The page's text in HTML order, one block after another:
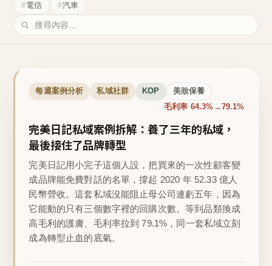
電信
汽車
每週案例分析 私域社群 KOP 美妝保養
毛利率 64.3%→79.1%
完美日記私域案例拆解：養了三年的私域，
最後接住了品牌轉型
完美日記用小完子這個人設，把買來的一次性顧客變
成品牌能免費對話的名單，撐起 2020 年 52.33 億人
民幣營收。這套私域沒能阻止母公司連虧五年，因為
它能動的只有三個數字裡的回購次數。等到品類換成
高毛利的護膚、毛利率拉到 79.1%，同一套私域立刻
成為轉型止血的底氣。